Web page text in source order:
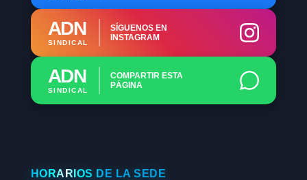
ADN
SINDICAL
SÍGUENOS EN
INSTAGRAM
ADN
SINDICAL
COMPARTIR ESTA
PÁGINA
HORARIOS DE LA SEDE